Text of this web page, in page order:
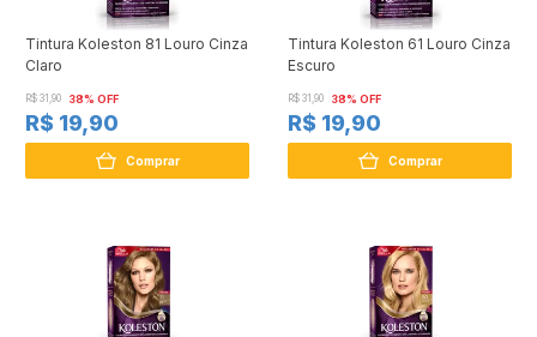
Tintura Koleston 81 Louro Cinza
Claro
R$ 31,90 38% OFF
R$ 19,90
Comprar
Tintura Koleston 61 Louro Cinza
Escuro
R$ 31,90 38% OFF
R$ 19,90
Comprar